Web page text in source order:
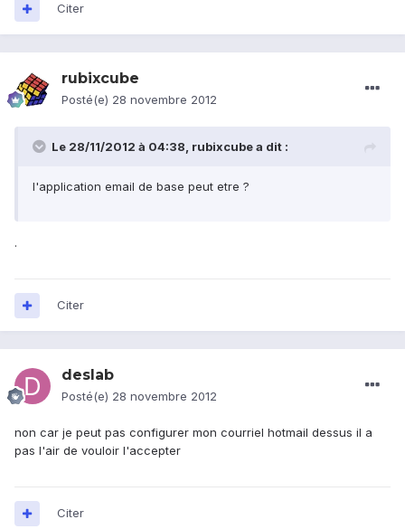
Citer
rubixcube
Posté(e) 28 novembre 2012
Le 28/11/2012 à 04:38, rubixcube a dit :
l'application email de base peut etre ?
.
Citer
deslab
Posté(e) 28 novembre 2012
non car je peut pas configurer mon courriel hotmail dessus il a
pas l'air de vouloir l'accepter
Citer